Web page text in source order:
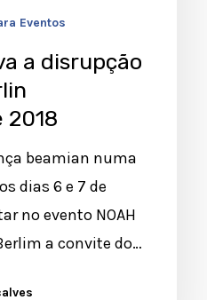
Eventos
a disrupção
2018
beamian numa
dias 6 e 7 de
no evento NOAH
a convite do…